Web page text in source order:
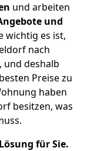
und arbeiten
und
wichtig es ist,
nach
und deshalb
Preise zu
haben
besitzen, was
für Sie.